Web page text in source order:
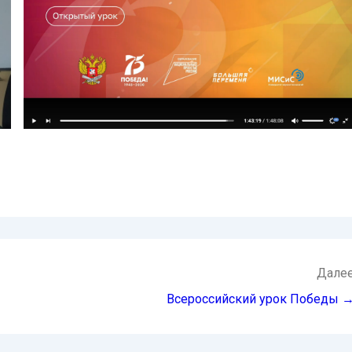
Всероссийский урок Победы